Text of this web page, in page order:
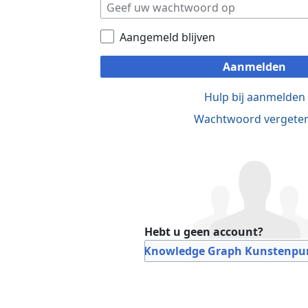
Aangemeld blijven
Aanmelden
Hulp bij aanmelden
Wachtwoord
Hebt u geen account?
Bij Knowledge Graph